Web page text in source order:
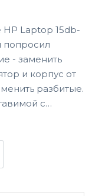
HP Laptop 15db-
попросил
- заменить
и корпус от
разбитые.
с
продавец
и дал
греется,